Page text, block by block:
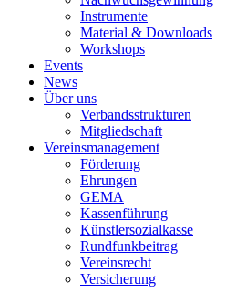
Instrumente
Material & Downloads
Workshops
Events
News
Über uns
Verbandsstrukturen
Mitgliedschaft
Vereinsmanagement
Förderung
Ehrungen
GEMA
Kassenführung
Künstlersozialkasse
Rundfunkbeitrag
Vereinsrecht
Versicherung